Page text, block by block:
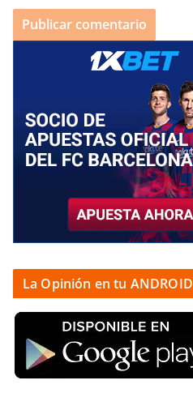
La Opinión en tu ANDROID